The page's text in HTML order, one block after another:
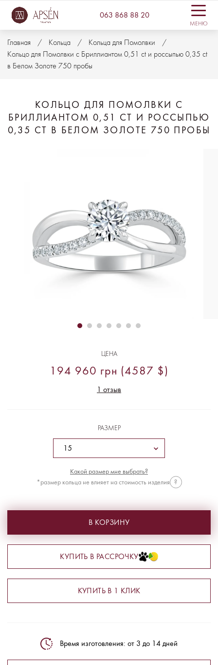
063 868 88 20
МЕНЮ
Главная Кольца
Кольца для Помолвки
Кольцо для Помолвки с Бриллиантом 0,51 ct и россыпью 0,35 ct
в Белом Золоте 750 пробы
КОЛЬЦО ДЛЯ ПОМОЛВКИ С
БРИЛЛИАНТОМ 0,51 CT И РОССЫПЬЮ
0,35 CT В БЕЛОМ ЗОЛОТЕ 750 ПРОБЫ
ЦЕНА
194 960 грн (4587 $)
1 отзыв
РАЗМЕР
Какой размер мне выбрать?
*размер кольца не влияет на стоимость изделия
?
В КОРЗИНУ
КУПИТЬ В РАССРОЧКУ
КУПИТЬ В 1 КЛИК
Время изготовления: от 3 до 14 дней